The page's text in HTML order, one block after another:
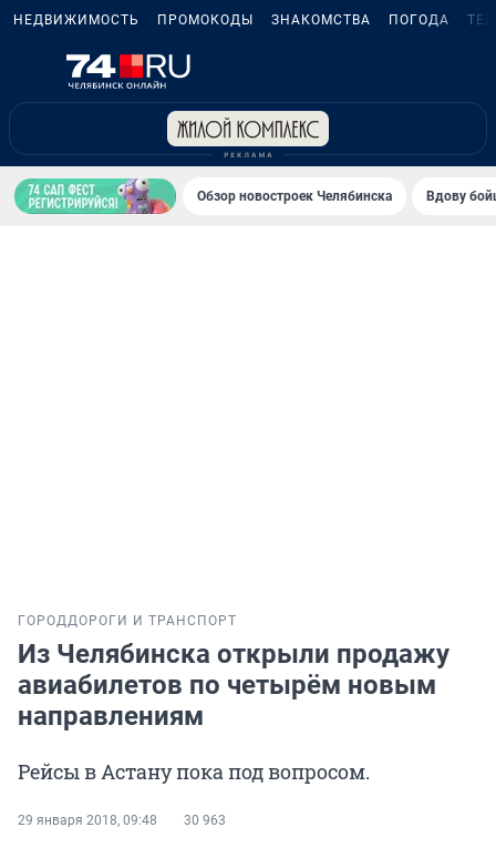
НЕДВИЖИМОСТЬ ПРОМОКОДЫ ЗНАКОМСТВА ПОГОДА
Обзор новостроек Челябинска Вдову
ГОРОДДОРОГИ И ТРАНСПОРТ
Из Челябинска открыли продажу
авиабилетов по четырём новым
направлениям
Рейсы в Астану пока под вопросом.
29 января 2018, 09:48 30 963